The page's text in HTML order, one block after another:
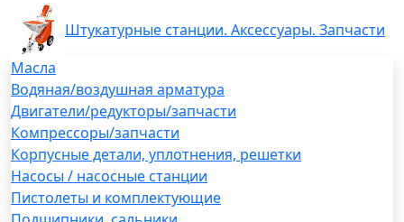
Штукатурные станции. Аксессуары. Запчасти
Масла
Водяная/воздушная арматура
Двигатели/редукторы/запчасти
Компрессоры/запчасти
Корпусные детали, уплотнения, решетки
Насосы / насосные станции
Пистолеты и комплектующие